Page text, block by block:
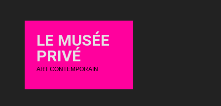
LE MUSÉE
PRIVÉ
ART CONTEMPORAIN